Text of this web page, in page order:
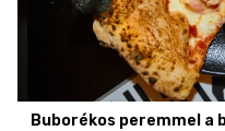
Buborékos peremmel a